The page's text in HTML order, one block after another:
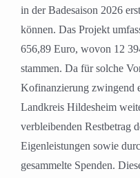
in der Badesaison 2026
können. Das Projekt
656,89 Euro, wovon 12
stammen. Da für solche
Kofinanzierung zwingend
Landkreis Hildesheim
verbleibenden Restbetrag
Eigenleistungen sowie
gesammelte Spenden.